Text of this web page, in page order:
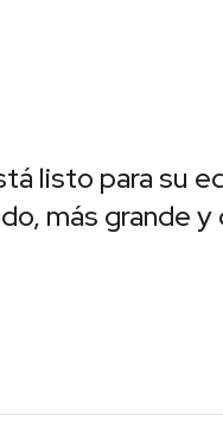
listo para su
más grande